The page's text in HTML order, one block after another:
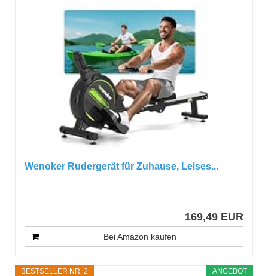
Wenoker Rudergerät für Zuhause, Leises...
169,49 EUR
Bei Amazon kaufen
ANGEBOT
BESTSELLER NR. 2